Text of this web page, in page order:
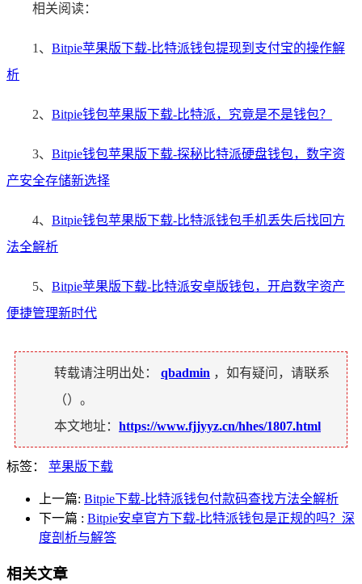
相关阅读：
1、 Bitpie苹果版下载-比特派钱包提现到支付宝的操作解
析
2、 Bitpie钱包苹果版下载-比特派，究竟是不是钱包？
3、 Bitpie钱包苹果版下载-探秘比特派硬盘钱包，数字资
产安全存储新选择
4、 Bitpie钱包苹果版下载-比特派钱包手机丢失后找回方
法全解析
5、 Bitpie苹果版下载-比特派安卓版钱包，开启数字资产
便捷管理新时代
转载请注明出处： qbadmin ，如有疑问，请联系
（）。
本文地址： https://www.fjjyyz.cn/hhes/1807.html
标签： 苹果版下载
上一篇: Bitpie下载-比特派钱包付款码查找方法全解析
下一篇 : Bitpie安卓官方下载-比特派钱包是正规的吗？深
度剖析与解答
相关文章